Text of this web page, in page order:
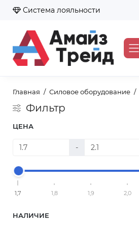
Система лояльности
Главная Силовое оборудование
Фильтр
ЦЕНА
-
1,7 1,8 1,9 2,0
НАЛИЧИЕ